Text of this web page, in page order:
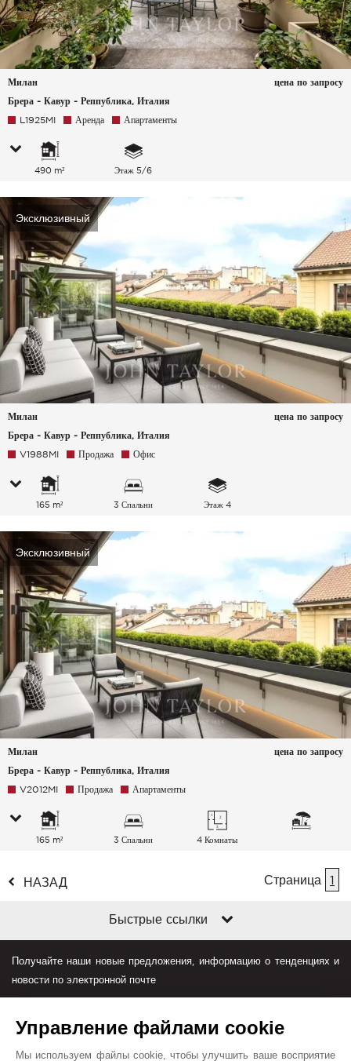
Милан
Брера - Кавур - Реппублика, Италия
цена по запросу
L1925MI Аренда Апартаменты
490 m² Этаж 5/6
Эксклюзивный
Милан
Брера - Кавур - Реппублика, Италия
цена по запросу
V1988MI Продажа Офис
165 m² 3 Спальни Этаж 4
Эксклюзивный
Милан
Брера - Кавур - Реппублика, Италия
цена по запросу
V2012MI Продажа Апартаменты
165 m² 3 Спальни 4 Комнаты
НАЗАД Страница 1
Быстрые ссылки
Получайте наши новые предложения, информацию о тенденциях и
новости по электронной почте
Управление файлами cookie
Мы используем файлы cookie, чтобы улучшить ваше восприятие